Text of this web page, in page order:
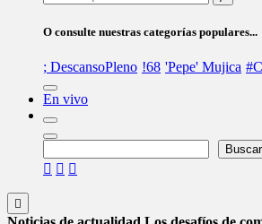
O consulte nuestras categorías populares...
; DescansoPleno !68 'Pepe' Mujica
En vivo
Buscar